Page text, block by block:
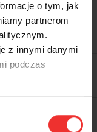
o tym, jak
partnerom
z innymi danymi
podczas